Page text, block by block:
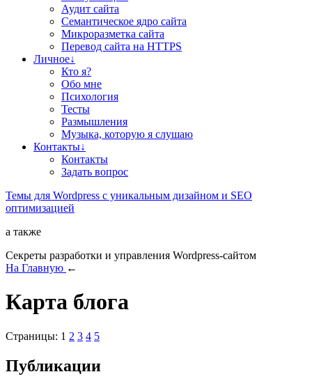
Аудит сайта
Семантическое ядро сайта
Микроразметка сайта
Перевод сайта на HTTPS
Личное↓
Кто я?
Обо мне
Психология
Тесты
Размышления
Музыка, которую я слушаю
Контакты↓
Контакты
Задать вопрос
Teмы для Wordpress с уникальным дизайном и SEO
оптимизацией
а также
Секреты разработки и управления Wordpress-сайтом
На Главную ←
Карта блога
Страницы: 1 2 3 4 5
Публикации